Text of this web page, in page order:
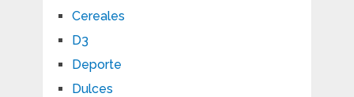
Cereales
D3
Deporte
Dulces